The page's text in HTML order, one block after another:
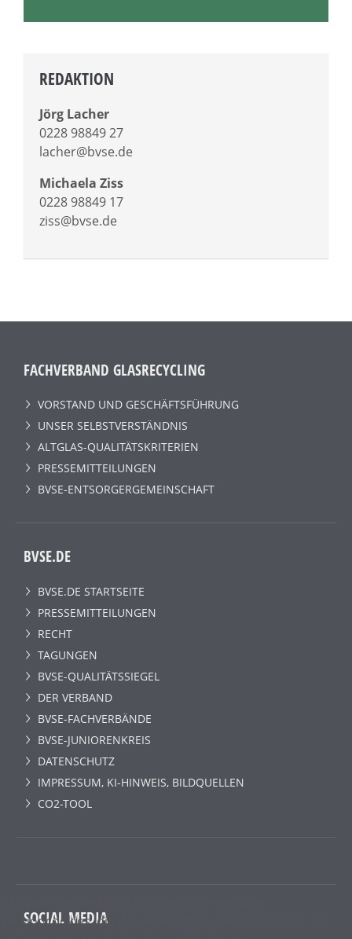
REDAKTION
Jörg Lacher
0228 98849 27
lacher@bvse.de
Michaela Ziss
0228 98849 17
ziss@bvse.de
FACHVERBAND GLASRECYCLING
VORSTAND UND GESCHÄFTSFÜHRUNG
UNSER SELBSTVERSTÄNDNIS
ALTGLAS-QUALITÄTSKRITERIEN
PRESSEMITTEILUNGEN
BVSE-ENTSORGERGEMEINSCHAFT
BVSE.DE
BVSE.DE STARTSEITE
PRESSEMITTEILUNGEN
RECHT
TAGUNGEN
BVSE-QUALITÄTSSIEGEL
DER VERBAND
BVSE-FACHVERBÄNDE
BVSE-JUNIORENKREIS
DATENSCHUTZ
IMPRESSUM, KI-HINWEIS, BILDQUELLEN
CO2-TOOL
SOCIAL MEDIA
Sessioncookies, die das einwandfreie Funktionieren der